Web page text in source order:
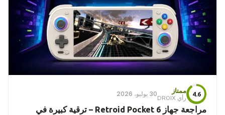
4.6
ممتاز
رأي DROIX
30 يوليو، 2026
مراجعة جهاز Retroid Pocket 6 – ترقية كبيرة في